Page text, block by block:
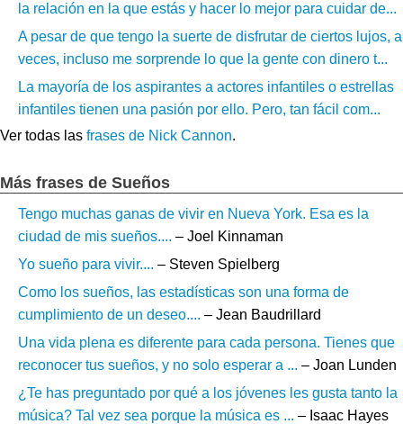
la relación en la que estás y hacer lo mejor para cuidar de...
A pesar de que tengo la suerte de disfrutar de ciertos lujos, a
veces, incluso me sorprende lo que la gente con dinero t...
La mayoría de los aspirantes a actores infantiles o estrellas
infantiles tienen una pasión por ello. Pero, tan fácil com...
Ver todas las frases de Nick Cannon.
Más frases de Sueños
Tengo muchas ganas de vivir en Nueva York. Esa es la
ciudad de mis sueños.... – Joel Kinnaman
Yo sueño para vivir.... – Steven Spielberg
Como los sueños, las estadísticas son una forma de
cumplimiento de un deseo.... – Jean Baudrillard
Una vida plena es diferente para cada persona. Tienes que
reconocer tus sueños, y no solo esperar a ... – Joan Lunden
¿Te has preguntado por qué a los jóvenes les gusta tanto la
música? Tal vez sea porque la música es ... – Isaac Hayes